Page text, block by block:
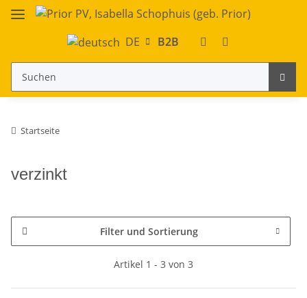
DE B2B
Startseite
verzinkt
Filter und Sortierung
Artikel 1 - 3 von 3